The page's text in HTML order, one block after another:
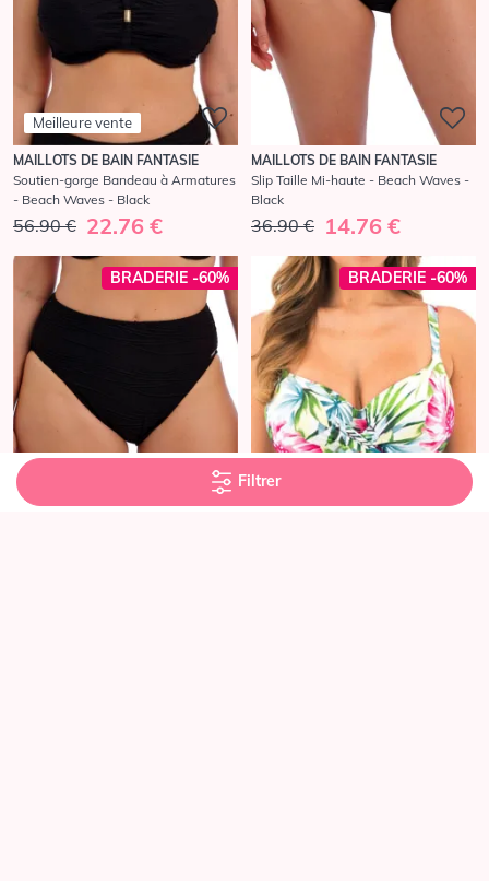
Filtrer
Meilleure vente
MAILLOTS DE BAIN FANTASIE
Soutien-gorge Bandeau à Armatures
- Beach Waves - Black
56.90 € 22.76 €
MAILLOTS DE BAIN FANTASIE
Slip Taille Mi-haute - Beach Waves -
Black
36.90 € 14.76 €
BRADERIE -60% BRADERIE -60%